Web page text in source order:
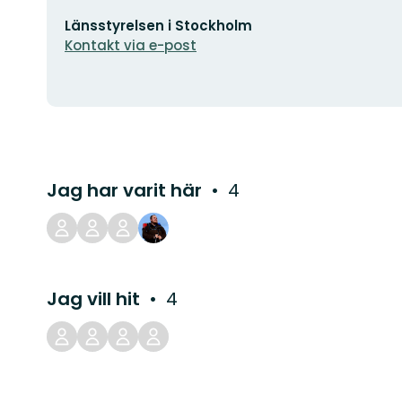
E-
postadress
Länsstyrelsen i Stockholm
Kontakt via e-post
Jag har varit här 4
Jag vill hit 4